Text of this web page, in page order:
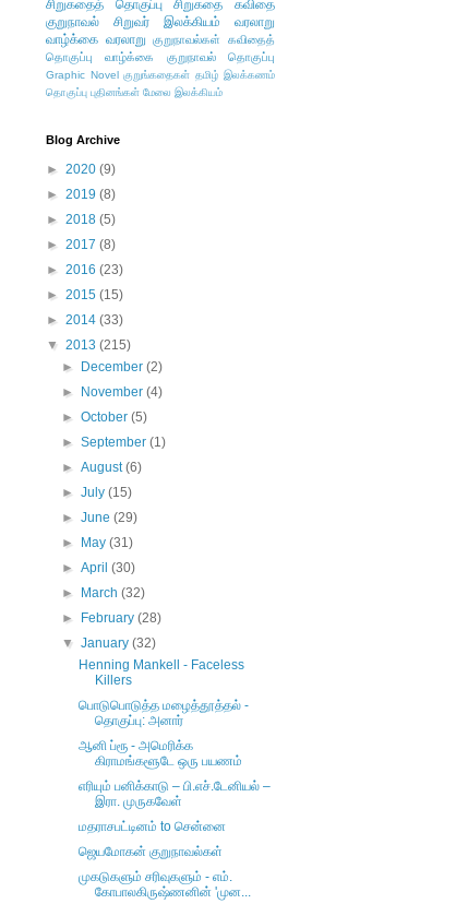
சிறுகதைத் தொகுப்பு
சிறுகதை
கவிதை
குறுநாவல்
சிறுவர் இலக்கியம்
வரலாறு
வாழ்க்கை வரலாறு
குறுநாவல்கள்
கவிதைத்
தொகுப்பு
வாழ்க்கை குறுநாவல் தொகுப்பு
Graphic Novel குறுங்கதைகள் தமிழ் இலக்கணம்
தொகுப்பு புதினங்கள் மேலை இலக்கியம்
Blog Archive
► 2020 (9)
► 2019 (8)
► 2018 (5)
► 2017 (8)
► 2016 (23)
► 2015 (15)
► 2014 (33)
▼ 2013 (215)
► December(2)
► November(4)
►October(5)
►September(1)
►August(6)
►July(15)
►June(29)
► May(31)
►April(30)
► March(32)
► February(28)
▼January(32)
Henning Mankell - Faceless
Killers
பொடுபொடுத்த மழைத்தூத்தல் -
தொகுப்பு: அனார்
ஆனி ப்ரூ - அமெரிக்க
கிராமங்களூடே ஒரு பயணம்
எரியும் பனிக்காடு – பி.எச்.டேனியல் –
இரா. முருகவேள்
மதராசபட்டினம் to சென்னை
ஜெயமோகன் குறுநாவல்கள்
முகடுகளும் சரிவுகளும் - எம்.
கோபாலகிருஷ்ணனின் 'முன...